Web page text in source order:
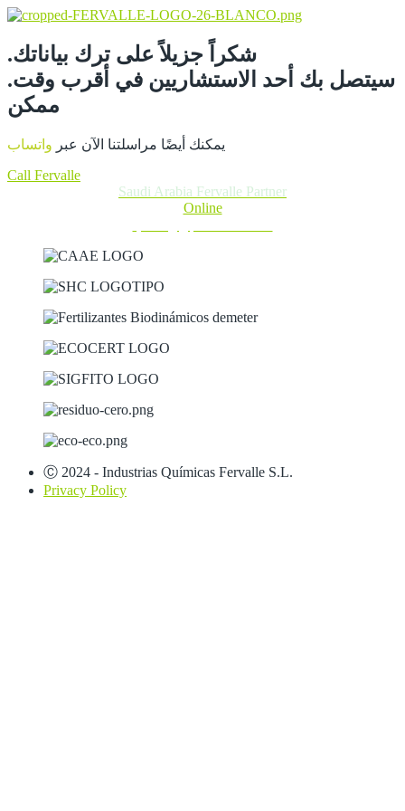
.شكراً جزيلاً على ترك بياناتك
.سيتصل بك أحد الاستشاريين في أقرب وقت
ممكن
يمكنك أيضًا مراسلتنا الآن عبر واتساب
Call Fervalle
Saudi Arabia Fervalle Partner
Online
Ⓒ 2024 - Industrias Químicas Fervalle S.L.
Privacy Policy